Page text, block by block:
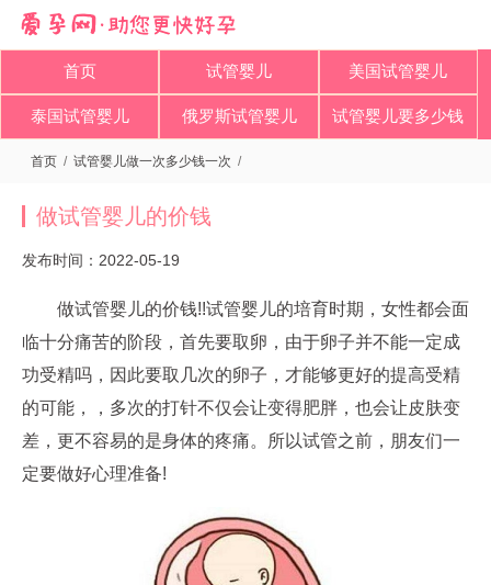
首页 试管婴儿 美国试管婴儿
泰国试管婴儿 俄罗斯试管婴儿 试管婴儿要多少钱
首页 / 试管婴儿做一次多少钱一次 /
做试管婴儿的价钱
发布时间：2022-05-19
做试管婴儿的价钱!!试管婴儿的培育时期，女性都会面
临十分痛苦的阶段，首先要取卵，由于卵子并不能一定成
功受精吗，因此要取几次的卵子，才能够更好的提高受精
的可能，，多次的打针不仅会让变得肥胖，也会让皮肤变
差，更不容易的是身体的疼痛。所以试管之前，朋友们一
定要做好心理准备!